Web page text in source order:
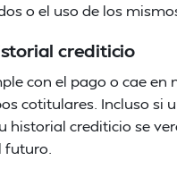
o el uso de los
crediticio
con el pago o cae
cotitulares. Incluso si
historial crediticio se
futuro.